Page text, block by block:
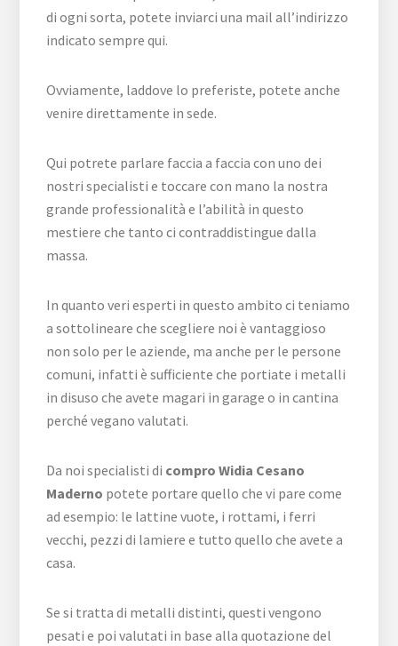
di ogni sorta, potete inviarci una mail all’indirizzo
indicato sempre qui.
Ovviamente, laddove lo preferiste, potete anche
venire direttamente in sede.
Qui potrete parlare faccia a faccia con uno dei
nostri specialisti e toccare con mano la nostra
grande professionalità e l’abilità in questo
mestiere che tanto ci contraddistingue dalla
massa.
In quanto veri esperti in questo ambito ci teniamo
a sottolineare che scegliere noi è vantaggioso
non solo per le aziende, ma anche per le persone
comuni, infatti è sufficiente che portiate i metalli
in disuso che avete magari in garage o in cantina
perché vegano valutati.
Da noi specialisti di compro Widia Cesano
Maderno potete portare quello che vi pare come
ad esempio: le lattine vuote, i rottami, i ferri
vecchi, pezzi di lamiere e tutto quello che avete a
casa.
Se si tratta di metalli distinti, questi vengono
pesati e poi valutati in base alla quotazione del